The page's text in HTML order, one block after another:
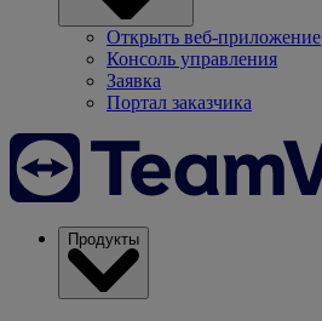
Открыть веб-приложение
Консоль управления
Заявка
Портал заказчика
Продукты